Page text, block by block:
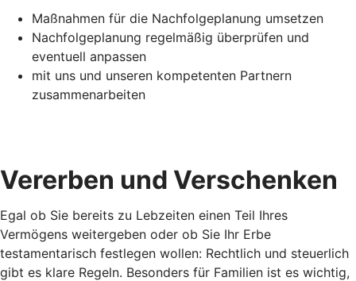
Maßnahmen für die Nachfolgeplanung umsetzen
Nachfolgeplanung regelmäßig überprüfen und
eventuell anpassen
mit uns und unseren kompetenten Partnern
zusammenarbeiten
Vererben und Verschenken
Egal ob Sie bereits zu Lebzeiten einen Teil Ihres
Vermögens weitergeben oder ob Sie Ihr Erbe
testamentarisch festlegen wollen: Rechtlich und steuerlich
gibt es klare Regeln. Besonders für Familien ist es wichtig,